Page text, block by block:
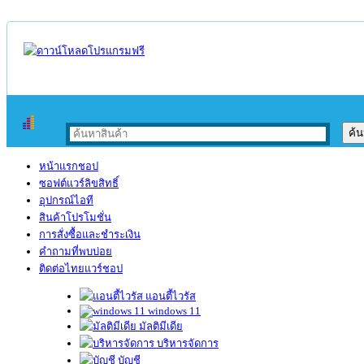
หน้าแรกชอป
ซอฟต์แวร์ลิขสิทธิ์
อุปกรณ์ไอที
สินค้าโปรโมชั่น
การสั่งซื้อและชำระเงิน
คำถามที่พบบ่อย
ติดต่อไทยแวร์ชอป
แอนตี้ไวรัส
windows 11
มัลติมีเดีย
บริหารจัดการ
บัญชี